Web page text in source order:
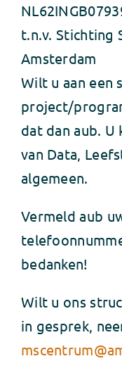
t.n.v. Stichting
Amsterdam
Wilt u aan een
project/
dat dan aub. U
van Data,
algemeen.
Vermeld aub
bedanken!
Wilt u ons
in gesprek,